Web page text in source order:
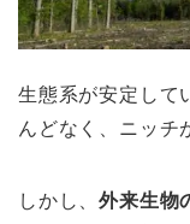
生態系が安定して
んどなく、ニッチ
しかし、外来生物